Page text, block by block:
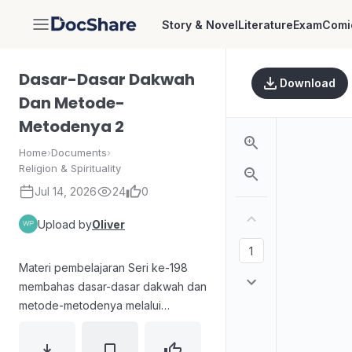
DocShare Story & NovelLiteratureExam
Dasar-Dasar Dakwah
Dan Metode-
Metodenya 2
Home›Documents›
Religion & Spirituality
Jul 14, 2026 24 0
Upload byOliver
Materi pembelajaran Seri ke-198
membahas dasar-dasar dakwah dan
metode-metodenya melalui
para pendakwah kepada Allah,
Download